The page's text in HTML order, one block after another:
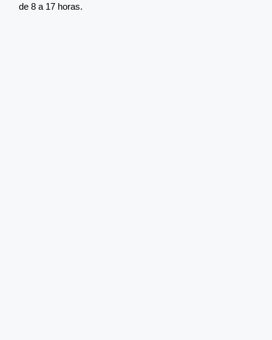
de 8 a 17 horas.